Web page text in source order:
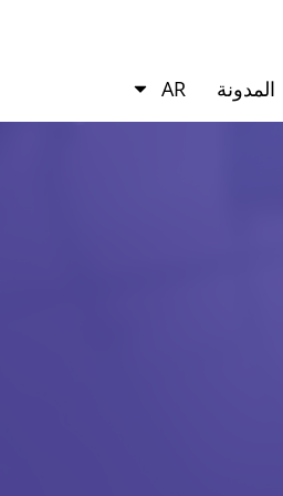
المدونة AR